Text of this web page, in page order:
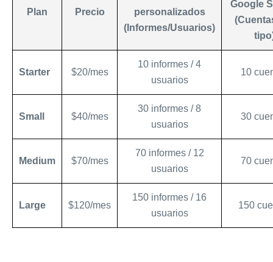
Plan Precio
personalizados
(Informes/Usuarios)
Google
Starter $20/mes
10 informes / 4
usuarios
10
Small $40/mes
30 informes / 8
usuarios
30
Medium $70/mes
70 informes / 12
usuarios
70
Large $120/mes
150 informes / 16
usuarios
150